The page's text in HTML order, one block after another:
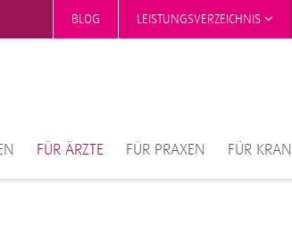
BLOG LEISTUNGSVERZEICHNIS
FÜR ÄRZTE FÜR PRAXEN FÜR